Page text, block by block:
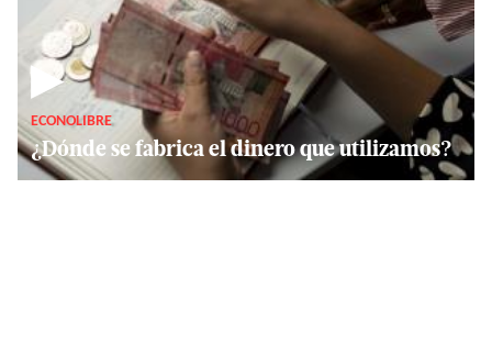
▶
ECONOLIBRE
¿Dónde se fabrica el dinero que utilizamos?